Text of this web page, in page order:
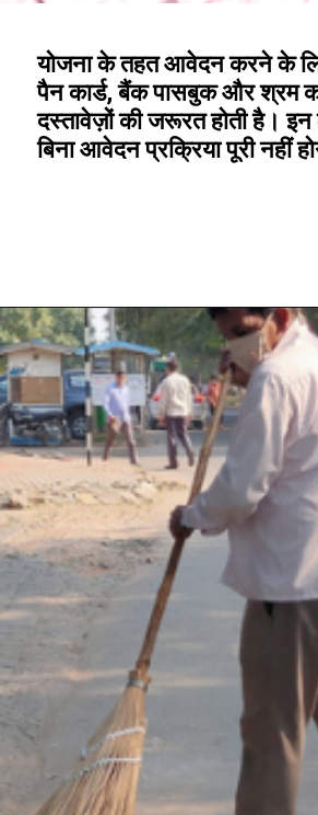
योजना के तहत आवेदन करने के
पैन कार्ड, बैंक पासबुक और श्रम
दस्तावेज़ों की जरूरत होती है।
बिना आवेदन प्रक्रिया पूरी नहीं